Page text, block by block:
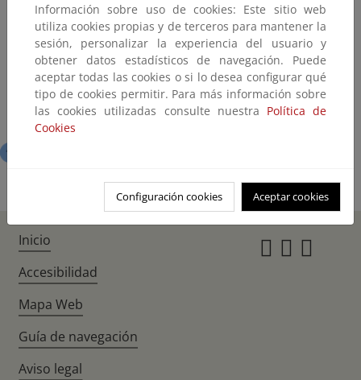
Información sobre uso de cookies: Este sitio web
utiliza cookies propias y de terceros para mantener la
sesión, personalizar la experiencia del usuario y
obtener datos estadísticos de navegación. Puede
aceptar todas las cookies o si lo desea configurar qué
tipo de cookies permitir. Para más información sobre
las cookies utilizadas consulte nuestra Política de
Cookies
Configuración cookies Aceptar cookies
Inicio
Accesibilidad
Mapa Web
Guía de navegación
Aviso legal